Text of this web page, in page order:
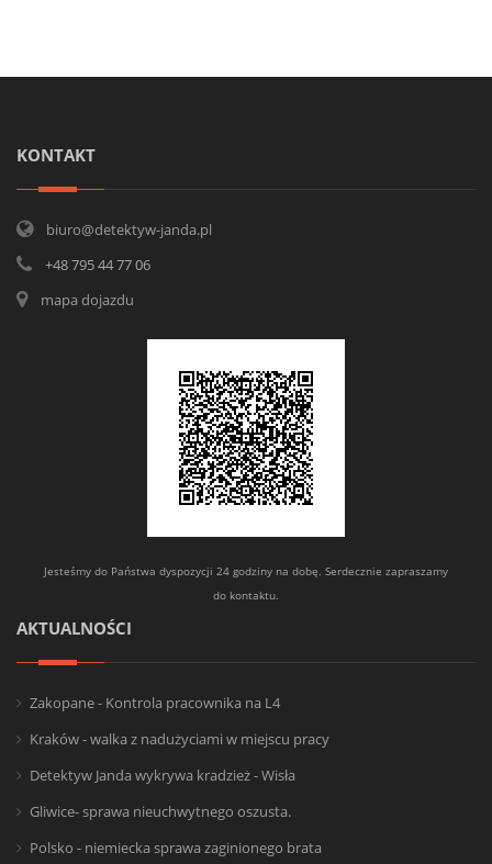
KONTAKT
biuro@detektyw-janda.pl
+48 795 44 77 06
mapa dojazdu
Jesteśmy do Państwa dyspozycji 24 godziny na dobę. Serdecznie zapraszamy
do kontaktu.
AKTUALNOŚCI
Zakopane - Kontrola pracownika na L4
Kraków - walka z nadużyciami w miejscu pracy
Detektyw Janda wykrywa kradzież - Wisła
Gliwice- sprawa nieuchwytnego oszusta.
Polsko - niemiecka sprawa zaginionego brata